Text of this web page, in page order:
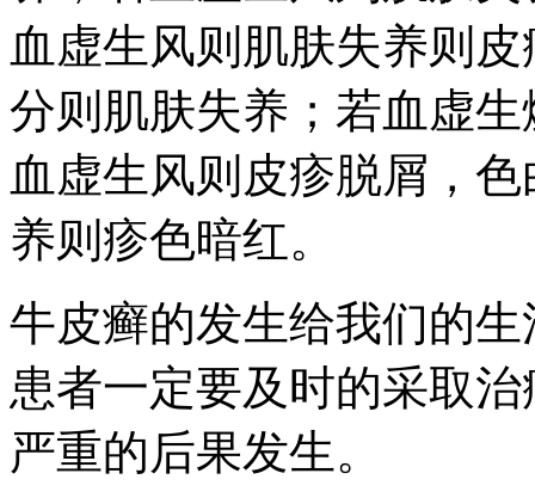
血虚生风则肌肤失养则
分则肌肤失养；若血虚
血虚生风则皮疹脱屑，
养则疹色暗红。
牛皮癣的发生给我们的
患者一定要及时的采取
严重的后果发生。